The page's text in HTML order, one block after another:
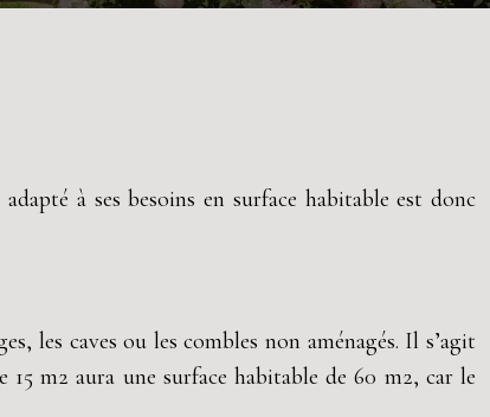
à ses besoins en surface habitable est donc
les caves ou les combles non aménagés. Il s’agit
m2 aura une surface habitable de 60 m2, car le